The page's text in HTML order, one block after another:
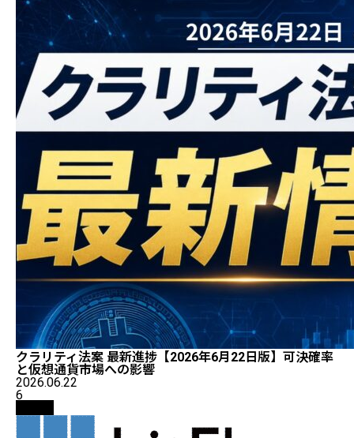
クラリティ法案 最新進捗【2026年6月22日版】可決確率
と仮想通貨市場への影響
2026.06.22
6